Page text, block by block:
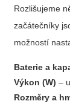
Rozlišujeme
začátečníky
možností
Baterie a
Výkon (W) –
Rozměry a